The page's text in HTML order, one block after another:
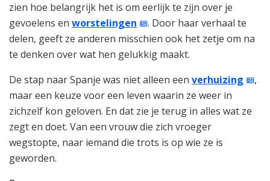
zien hoe belangrijk het is om eerlijk te zijn over je
gevoelens en worstelingen
. Door haar verhaal te
delen, geeft ze anderen misschien ook het zetje om na
te denken over wat hen gelukkig maakt.
De stap naar Spanje was niet alleen een verhuizing
,
maar een keuze voor een leven waarin ze weer in
zichzelf kon geloven. En dat zie je terug in alles wat ze
zegt en doet. Van een vrouw die zich vroeger
wegstopte, naar iemand die trots is op wie ze is
geworden.